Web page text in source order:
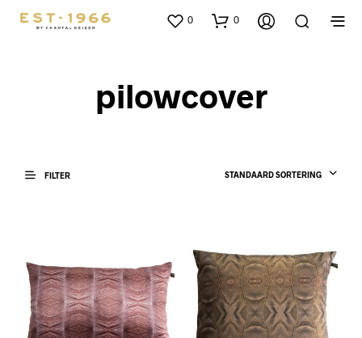
0 0
pilowcover
FILTER STANDAARD SORTERING